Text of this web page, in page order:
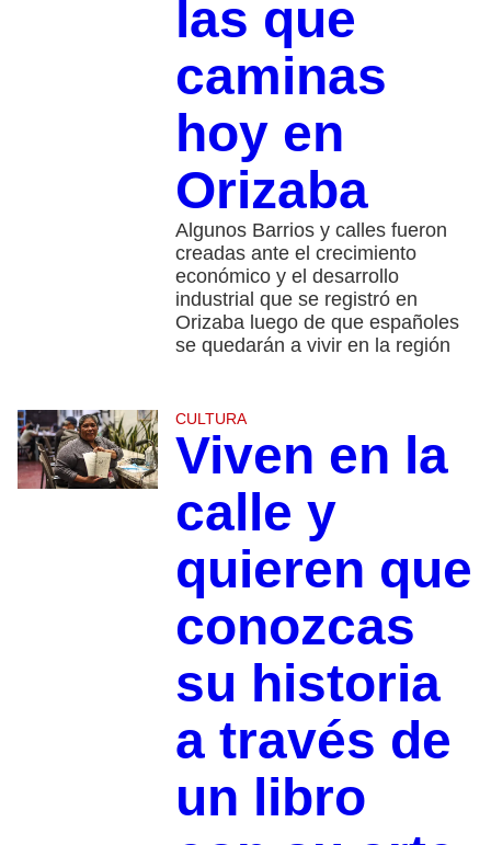
las que
caminas
hoy en
Orizaba
Algunos Barrios y calles fueron
creadas ante el crecimiento
económico y el desarrollo
industrial que se registró en
Orizaba luego de que españoles
se quedarán a vivir en la región
CULTURA
Viven en la
calle y
quieren que
conozcas
su historia
a través de
un libro